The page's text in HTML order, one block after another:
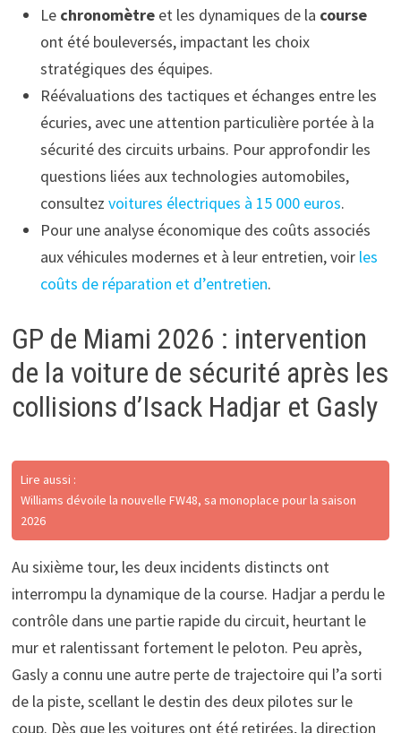
Le chronomètreet les dynamiques de la course
ont été bouleversés, impactant les choix
stratégiques des équipes.
Réévaluations des tactiques et échanges entre les
écuries, avec une attention particulière portée à la
sécurité des circuits urbains. Pour approfondir les
questions liées aux technologies automobiles,
consultez voitures électriques à 15 000 euros.
Pour une analyse économique des coûts associés
aux véhicules modernes et à leur entretien, voir les
coûts de réparation et d’entretien.
GP de Miami 2026 : intervention
de la voiture de sécurité après les
collisions d’Isack Hadjar et Gasly
Lire aussi :
Williams dévoile la nouvelle FW48, sa monoplace pour la saison
2026
Au sixième tour, les deux incidents distincts ont
interrompu la dynamique de la course. Hadjar a perdu le
contrôle dans une partie rapide du circuit, heurtant le
mur et ralentissant fortement le peloton. Peu après,
Gasly a connu une autre perte de trajectoire qui l’a sorti
de la piste, scellant le destin des deux pilotes sur le
coup. Dès que les voitures ont été retirées, la direction